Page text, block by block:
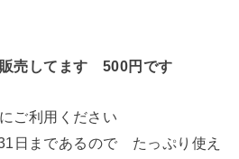
売してます 500円です
ご利用ください
日まであるので たっぷり使え